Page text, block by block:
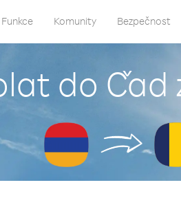
Funkce Komunity Bezpečnost
do Čad